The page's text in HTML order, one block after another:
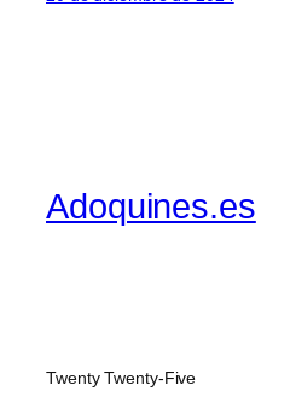
Adoquines.es
Twenty Twenty-Five